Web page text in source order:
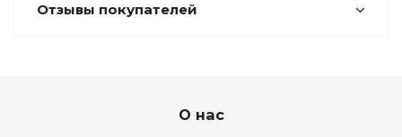
Отзывы покупателей
О нас